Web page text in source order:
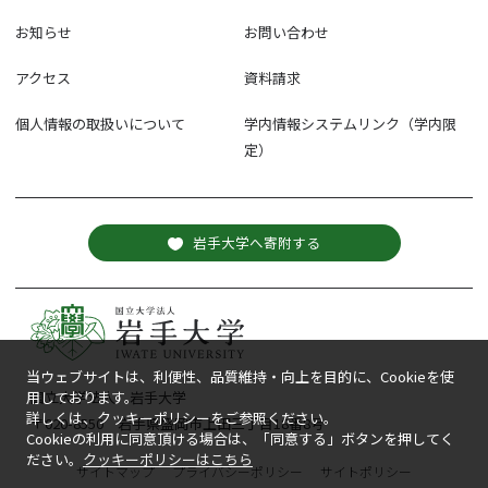
国立大学法人 岩手大学
〒020-8550 岩手県盛岡市上田三丁目18番8号
サイトマップ プライバシーポリシー サイトポリシー
お知らせ お問い合わせ
アクセス 資料請求
個人情報の取扱いについて
学内情報システムリンク（学内限
定）
岩手大学へ寄附する
当ウェブサイトは、利便性、品質維持・向上を目的に、Cookieを使
用しております。
詳しくは、クッキーポリシーをご参照ください。
Cookieの利用に同意頂ける場合は、「同意する」ボタンを押してく
ださい。 クッキーポリシーはこちら